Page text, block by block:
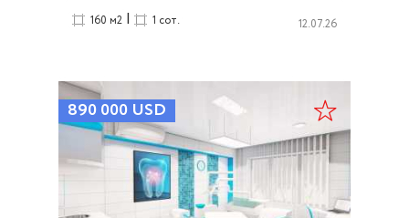
160 м2 | 1 сот. 12.07.26
890 000 USD